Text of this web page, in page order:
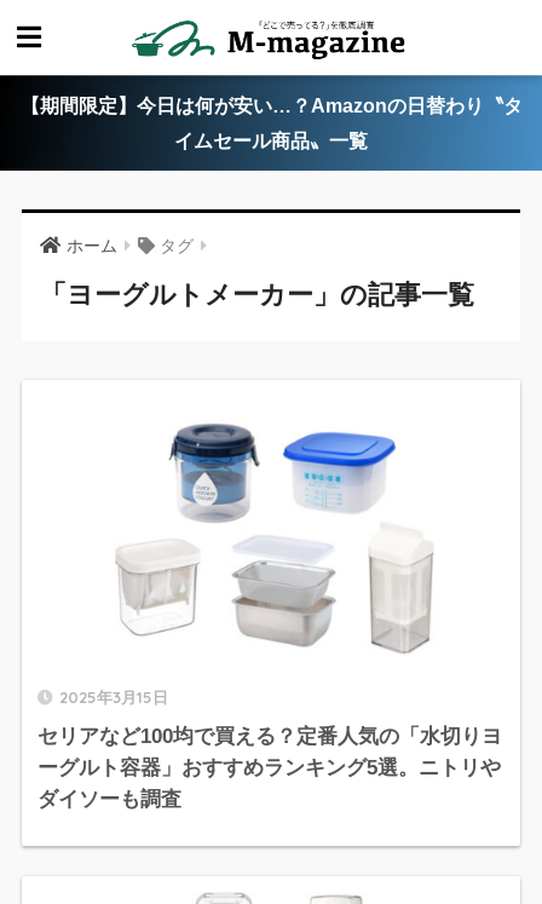
【期間限定】今日は何が安い…？Amazonの日替わり〝タ
イムセール商品〟一覧
ホーム タグ
「ヨーグルトメーカー」の記事一覧
2025年3月15日
セリアなど100均で買える？定番人気の「水切りヨ
ーグルト容器」おすすめランキング5選。ニトリや
ダイソーも調査